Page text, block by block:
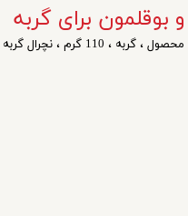
بوقلمون برای گربه
محصول ،گربه ، 110 گرم ،نچرال گربه